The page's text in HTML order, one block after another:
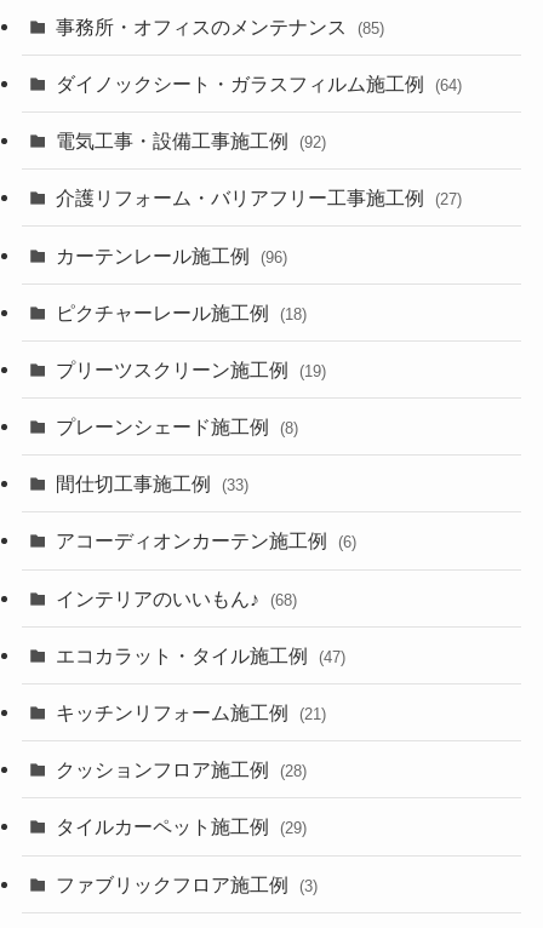
事務所・オフィスのメンテナンス (85)
ダイノックシート・ガラスフィルム施工例 (64)
電気工事・設備工事施工例 (92)
介護リフォーム・バリアフリー工事施工例 (27)
カーテンレール施工例 (96)
ピクチャーレール施工例 (18)
プリーツスクリーン施工例 (19)
プレーンシェード施工例 (8)
間仕切工事施工例 (33)
アコーディオンカーテン施工例 (6)
インテリアのいいもん♪ (68)
エコカラット・タイル施工例 (47)
キッチンリフォーム施工例 (21)
クッションフロア施工例 (28)
タイルカーペット施工例 (29)
ファブリックフロア施工例 (3)